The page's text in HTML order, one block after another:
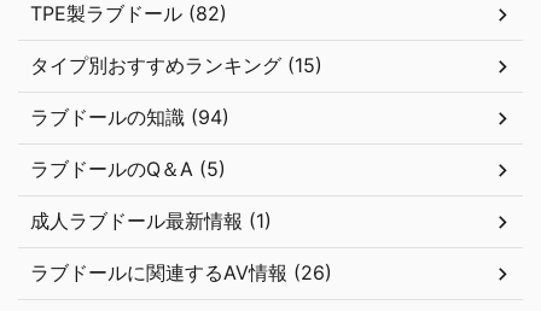
TPE製ラブドール (82)
タイプ別おすすめランキング (15)
ラブドールの知識 (94)
ラブドールのQ＆A (5)
成人ラブドール最新情報 (1)
ラブドールに関連するAV情報 (26)